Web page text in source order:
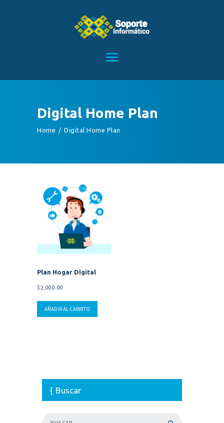
Digital Home Plan
Home Digital Home Plan
BLOG
TIENDA
Plan Hogar Digital
$2,000.00
AÑADIR AL CARRITO
Buscar